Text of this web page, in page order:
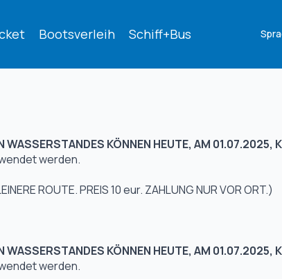
Bootsverleih Schiff+Bus
WASSERSTANDES KÖNNEN HEUTE, AM
werden.
ROUTE. PREIS 10 eur. ZAHLUNG NUR VOR ORT.)
WASSERSTANDES KÖNNEN HEUTE, AM
werden.